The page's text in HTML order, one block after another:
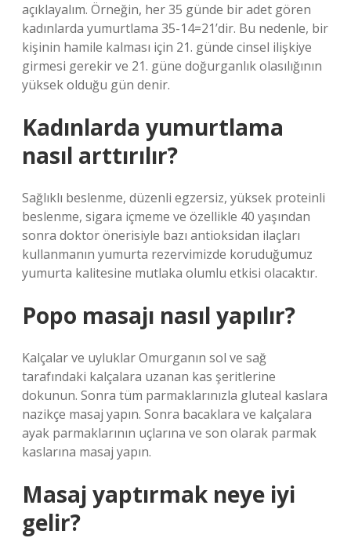
açıklayalım. Örneğin, her 35 günde bir adet gören
kadınlarda yumurtlama 35-14=21’dir. Bu nedenle, bir
kişinin hamile kalması için 21. günde cinsel ilişkiye
girmesi gerekir ve 21. güne doğurganlık olasılığının
yüksek olduğu gün denir.
Kadınlarda yumurtlama
nasıl arttırılır?
Sağlıklı beslenme, düzenli egzersiz, yüksek proteinli
beslenme, sigara içmeme ve özellikle 40 yaşından
sonra doktor önerisiyle bazı antioksidan ilaçları
kullanmanın yumurta rezervimizde koruduğumuz
yumurta kalitesine mutlaka olumlu etkisi olacaktır.
Popo masajı nasıl yapılır?
Kalçalar ve uyluklar Omurganın sol ve sağ
tarafındaki kalçalara uzanan kas şeritlerine
dokunun. Sonra tüm parmaklarınızla gluteal kaslara
nazikçe masaj yapın. Sonra bacaklara ve kalçalara
ayak parmaklarının uçlarına ve son olarak parmak
kaslarına masaj yapın.
Masaj yaptırmak neye iyi
gelir?